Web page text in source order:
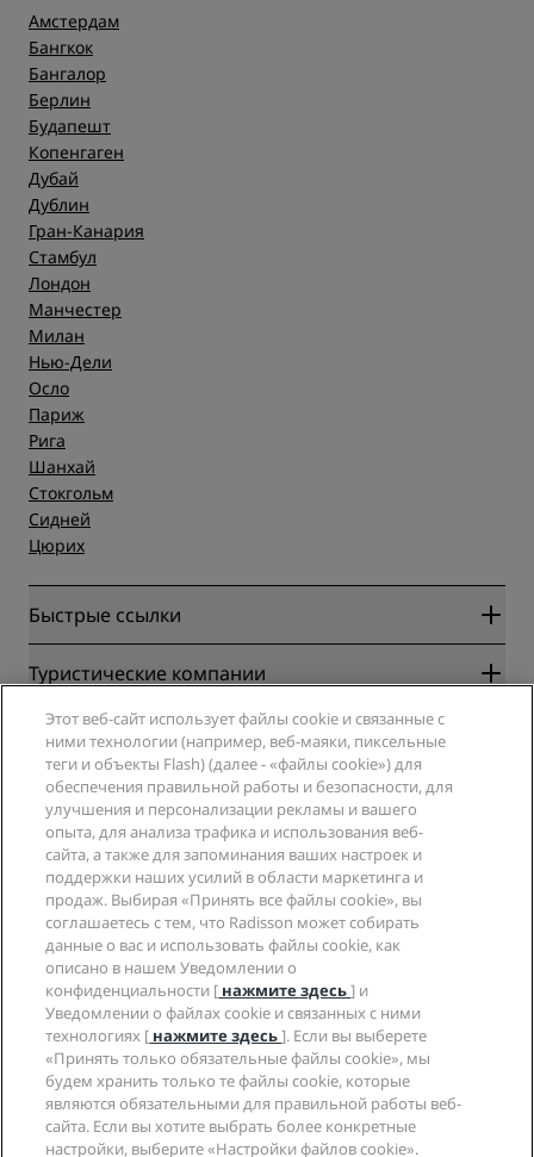
Амстердам
Бангкок
Бангалор
Берлин
Будапешт
Копенгаген
Дубай
Дублин
Гран-Канария
Стамбул
Лондон
Манчестер
Милан
Нью-Дели
Осло
Париж
Рига
Шанхай
Стокгольм
Сидней
Цюрих
Быстрые ссылки
Radisson Rewards
Гарантия лучшей цены онлайн
Blog
Направления
Новые и будущие отели
Приложение Radisson Hotels
Отели со статусом Sports Approved
Отели для семейного отдыха
Охрана здоровья и безопасность
Туристические компании
Партнеры
Турагенты
Компания
Radisson Hotel Group
СМИ
Вакансии в RHG
Вакансии в PPHE
Вакансии в EHL
The Club by RHG
Возможности развития
Социально ответственный бизнес
Закупки
Юридическая информация
Центр конфиденциальности
Правовая оговорка
Условия и положения программы Radisson Rewards
Соглашение о пользовании сайтом
Цифровая доступность
Заявление о современном рабстве
Помощь
Уведомления для клиентов
Контактная информация
Часто задаваемые вопросы
Карта сайта
Социальные сети
Бренды Radisson Hotels
Этот веб-сайт использует файлы cookie и связанные с
ними технологии (например, веб-маяки, пиксельные
теги и объекты Flash) (далее - «файлы cookie») для
обеспечения правильной работы и безопасности, для
улучшения и персонализации рекламы и вашего
опыта, для анализа трафика и использования веб-
сайта, а также для запоминания ваших настроек и
поддержки наших усилий в области маркетинга и
продаж. Выбирая «Принять все файлы cookie», вы
соглашаетесь с тем, что Radisson может собирать
данные о вас и использовать файлы cookie, как
описано в нашем Уведомлении о
конфиденциальности [ нажмите здесь] и
Уведомлении о файлах cookie и связанных с ними
технологиях [ нажмите здесь]. Если вы выберете
«Принять только обязательные файлы cookie», мы
будем хранить только те файлы cookie, которые
являются обязательными для правильной работы веб-
сайта. Если вы хотите выбрать более конкретные
настройки, выберите «Настройки файлов cookie».